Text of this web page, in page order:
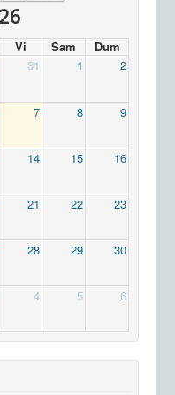
Vi Sam
Dum
31 1 2
7 8 9
14 15 16
21 22 23
28 29 30
4 5 6